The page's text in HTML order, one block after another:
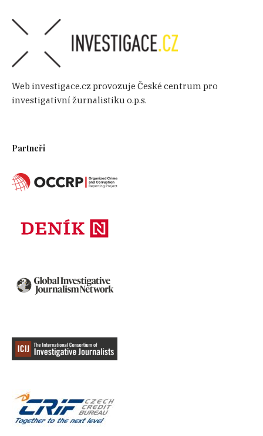
Web investigace.cz provozuje České centrum pro
investigativní žurnalistiku o.p.s.
Partneři